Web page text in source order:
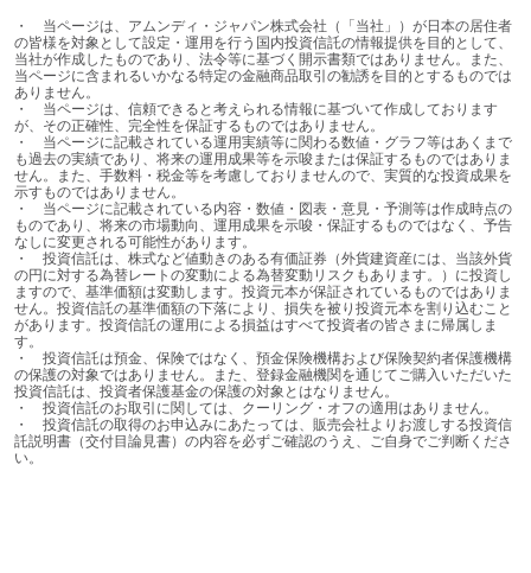
・	当ページは、アムンディ・ジャパン株式会社（「当社」）が日本の居住者
の皆様を対象として設定・運用を行う国内投資信託の情報提供を目的として、
当社が作成したものであり、法令等に基づく開示書類ではありません。また、
当ページに含まれるいかなる特定の金融商品取引の勧誘を目的とするものでは
ありません。
・	当ページは、信頼できると考えられる情報に基づいて作成しております
が、その正確性、完全性を保証するものではありません。
・	当ページに記載されている運用実績等に関わる数値・グラフ等はあくまで
も過去の実績であり、将来の運用成果等を示唆または保証するものではありま
せん。また、手数料・税金等を考慮しておりませんので、実質的な投資成果を
示すものではありません。
・	当ページに記載されている内容・数値・図表・意見・予測等は作成時点の
ものであり、将来の市場動向、運用成果を示唆・保証するものではなく、予告
なしに変更される可能性があります。
・	投資信託は、株式など値動きのある有価証券（外貨建資産には、当該外貨
の円に対する為替レートの変動による為替変動リスクもあります。）に投資し
ますので、基準価額は変動します。投資元本が保証されているものではありま
せん。投資信託の基準価額の下落により、損失を被り投資元本を割り込むこと
があります。投資信託の運用による損益はすべて投資者の皆さまに帰属しま
す。
・	投資信託は預金、保険ではなく、預金保険機構および保険契約者保護機構
の保護の対象ではありません。また、登録金融機関を通じてご購入いただいた
投資信託は、投資者保護基金の保護の対象とはなりません。
・	投資信託のお取引に関しては、クーリング・オフの適用はありません。
・	投資信託の取得のお申込みにあたっては、販売会社よりお渡しする投資信
託説明書（交付目論見書）の内容を必ずご確認のうえ、ご自身でご判断くださ
い。